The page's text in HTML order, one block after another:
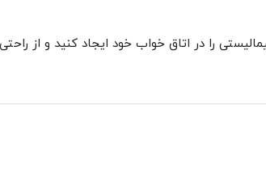
را در اتاق خواب خود ایجاد کنید و از